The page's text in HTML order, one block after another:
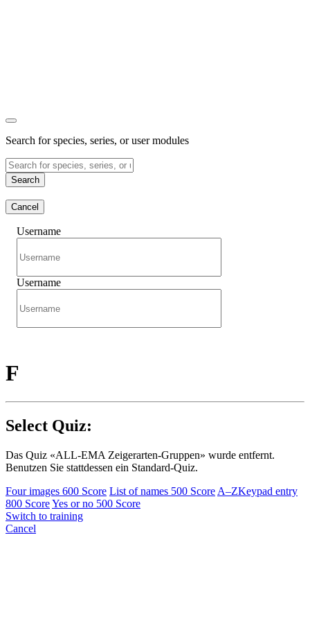
Search for species, series, or user modules
Search
Cancel
Username
Username
F
Select Quiz:
Das Quiz «ALL-EMA Zeigerarten-Gruppen» wurde entfernt.
Benutzen Sie stattdessen ein Standard-Quiz.
Four images 600 Score List of names 500 Score A–ZKeypad entry
800 ScoreYes or no 500 Score
Switch to training
Cancel